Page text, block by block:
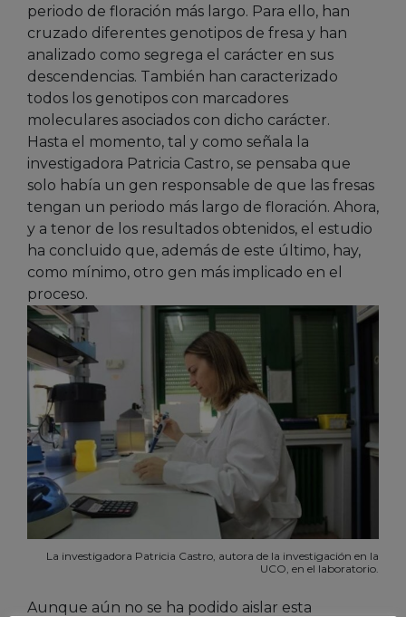
periodo de floración más largo. Para ello, han
cruzado diferentes genotipos de fresa y han
analizado como segrega el carácter en sus
descendencias. También han caracterizado
todos los genotipos con marcadores
moleculares asociados con dicho carácter.
Hasta el momento, tal y como señala la
investigadora Patricia Castro, se pensaba que
solo había un gen responsable de que las fresas
tengan un periodo más largo de floración. Ahora,
y a tenor de los resultados obtenidos, el estudio
ha concluido que, además de este último, hay,
como mínimo, otro gen más implicado en el
proceso.
La investigadora Patricia Castro, autora de la investigación en la
UCO, en el laboratorio.
Aunque aún no se ha podido aislar esta